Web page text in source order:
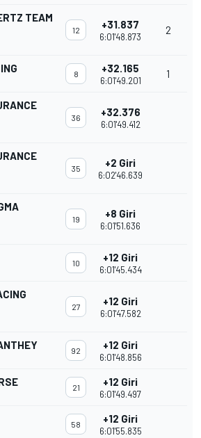
TEAM
12 +31.837
6:01'48.873
2
8 +32.165
6:01'49.201
1
36 +32.376
6:01'49.412
35 +2 Giri
6:02'46.639
19 +8 Giri
6:01'51.636
10 +12 Giri
6:01'45.434
27 +12 Giri
6:01'47.582
92 +12 Giri
6:01'48.856
21 +12 Giri
6:01'49.497
58 +12 Giri
6:01'55.835